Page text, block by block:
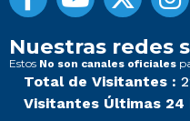
Nuestras redes
Estos No son canales oficiales
Total de Visitantes :
Visitantes Últimas 24